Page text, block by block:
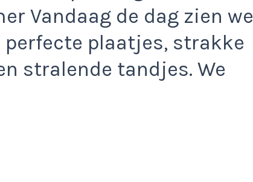
Vandaag de dag zien we
plaatjes, strakke
stralende tandjes. We